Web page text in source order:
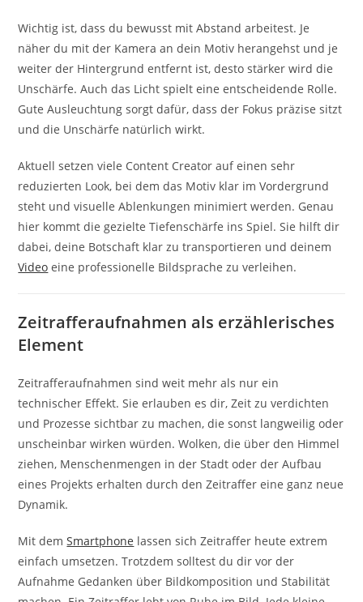
Wichtig ist, dass du bewusst mit Abstand arbeitest. Je
näher du mit der Kamera an dein Motiv herangehst und je
weiter der Hintergrund entfernt ist, desto stärker wird die
Unschärfe. Auch das Licht spielt eine entscheidende Rolle.
Gute Ausleuchtung sorgt dafür, dass der Fokus präzise sitzt
und die Unschärfe natürlich wirkt.
Aktuell setzen viele Content Creator auf einen sehr
reduzierten Look, bei dem das Motiv klar im Vordergrund
steht und visuelle Ablenkungen minimiert werden. Genau
hier kommt die gezielte Tiefenschärfe ins Spiel. Sie hilft dir
dabei, deine Botschaft klar zu transportieren und deinem
Video eine professionelle Bildsprache zu verleihen.
Zeitrafferaufnahmen als erzählerisches
Element
Zeitrafferaufnahmen sind weit mehr als nur ein
technischer Effekt. Sie erlauben es dir, Zeit zu verdichten
und Prozesse sichtbar zu machen, die sonst langweilig oder
unscheinbar wirken würden. Wolken, die über den Himmel
ziehen, Menschenmengen in der Stadt oder der Aufbau
eines Projekts erhalten durch den Zeitraffer eine ganz neue
Dynamik.
Mit demSmartphone lassen sich Zeitraffer heute extrem
einfach umsetzen. Trotzdem solltest du dir vor der
Aufnahme Gedanken über Bildkomposition und Stabilität